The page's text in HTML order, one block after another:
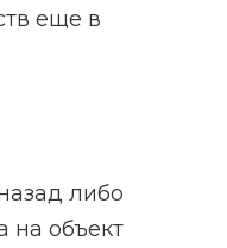
еще в
либо
на объект